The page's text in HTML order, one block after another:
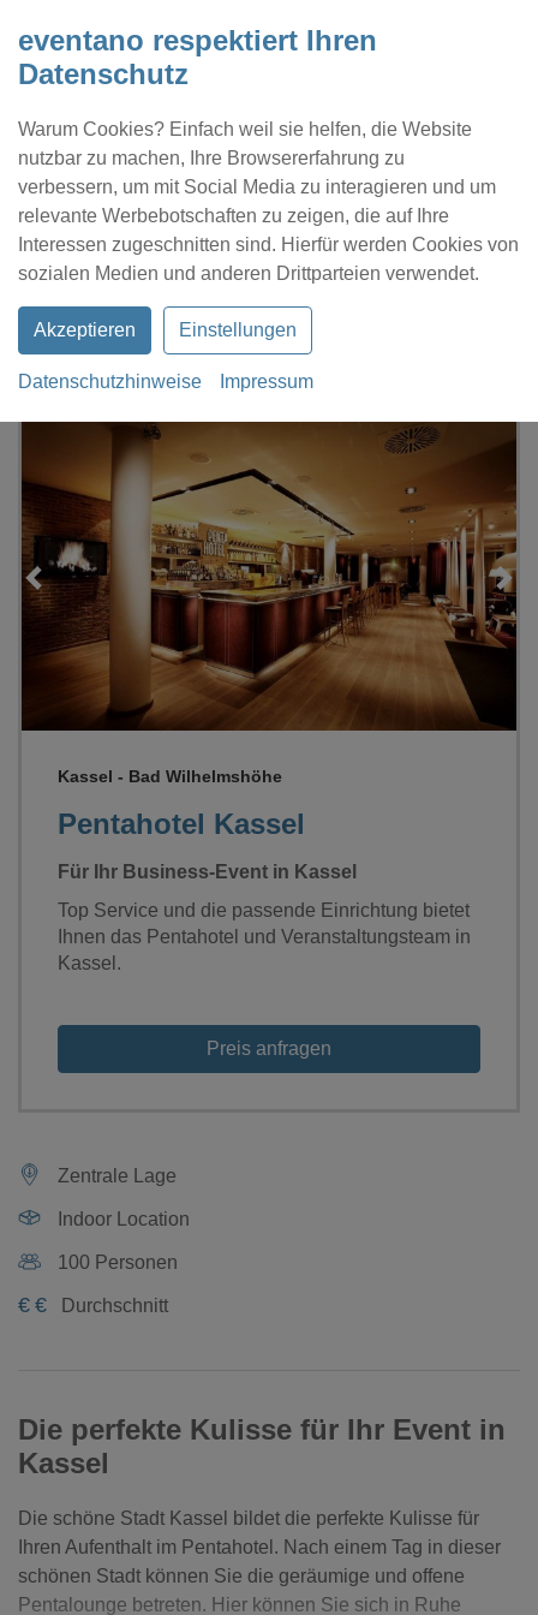
eventano respektiert Ihren
Datenschutz
Warum Cookies? Einfach weil sie helfen, die Website
nutzbar zu machen, Ihre Browsererfahrung zu
verbessern, um mit Social Media zu interagieren und um
relevante Werbebotschaften zu zeigen, die auf Ihre
Interessen zugeschnitten sind. Hierfür werden Cookies von
sozialen Medien und anderen Drittparteien verwendet.
Akzeptieren Einstellungen
Datenschutzhinweise Impressum
Kontakt Location eintragen Profil
Pentahotel Kassel
Loading...
Pentahotel Kassel
Kassel - Bad Wilhelmshöhe
Für Ihr Business-Event in Kassel
Top Service und die passende Einrichtung bietet
Ihnen das Pentahotel und Veranstaltungsteam in
Kassel.
Preis anfragen
Zentrale Lage
Indoor Location
100 Personen
€ € Durchschnitt
Die perfekte Kulisse für Ihr Event in
Kassel
Die schöne Stadt Kassel bildet die perfekte Kulisse für
Ihren Aufenthalt im Pentahotel. Nach einem Tag in dieser
schönen Stadt können Sie die geräumige und offene
Pentalounge betreten. Hier können Sie sich in Ruhe